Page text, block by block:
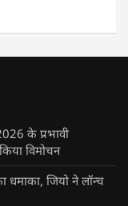
के प्रभावी
विमोचन
जियो ने लॉन्च